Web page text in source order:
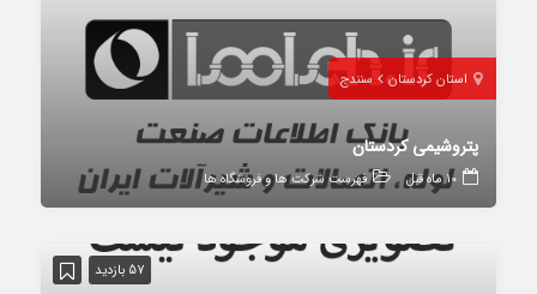
استان کردستان سنندج
پتروشیمی کردستان
10 ماه قبل فهرست شرکت ها و فروشگاه ها
57 بازدید